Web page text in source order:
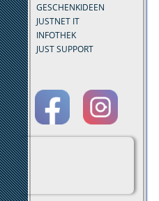
GESCHENKIDEEN
JUSTNET IT
INFOTHEK
JUST SUPPORT